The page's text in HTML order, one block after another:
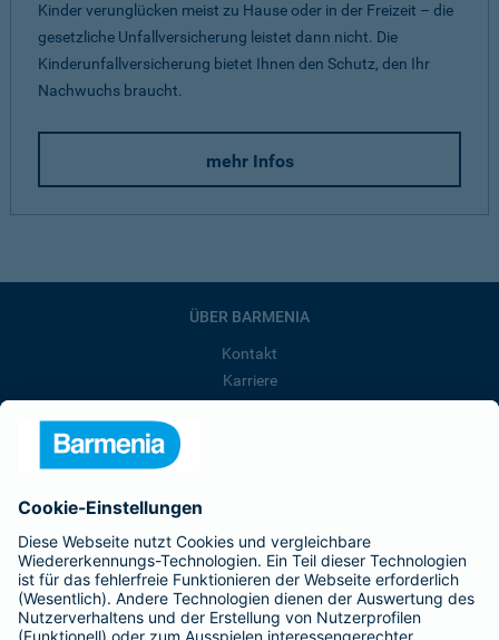
Kinder verunglücken meist zu Hause oder in der Freizeit – die
gesetzliche Unfallversicherung leistet dann nicht. Die
Kinderunfallversicherung bietet Ihnen den Schutz, den Ihr
Nachwuchs braucht.
mehr Infos
ÜBER BARMENIA
Kontakt
Karriere
Barmenia ist Teil der BarmeniaGothaer
BELIEBTE SEITEN
Kranken-Zusatzversicherung
Tierversicherungen